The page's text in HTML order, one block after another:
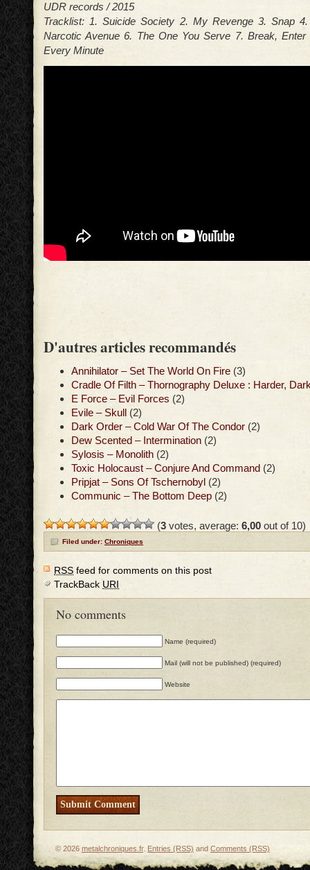
UDR records / 2015
Tracklist: 1. Suicide Society 2. My Revenge 3. Snap 4.
Narcotic Avenue 6. The One You Serve 7. Break,
Every Minute
D'autres articles recommandés
Annihilator – Set The World On Fire (3)
Cradle Of Filth – Thornography Deluxe : Harder,
E Force – Evil Forces (2)
Evile – Skull (2)
Dark Order – Cold War Of The Condor (2)
Dew Scented – Intermination (2)
Sylosis – Monolith (2)
Toxic Holocaust – Conjure And Command (2)
Pripjat – Sons Of Tschernobyl (2)
Communic – The Bottom Deep (2)
(3 votes, average: 6,00 out of 10)
Filed under: Chroniques
RSS feed for comments on this post
TrackBack URI
No comments
Name (required)
Mail (will not be published) (required)
Website
© 2026 metalchroniques.fr. Entries (RSS) and Comments (RSS)